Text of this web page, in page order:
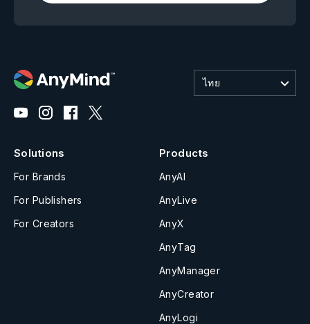
ไทย
Solutions
For Brands
For Publishers
For Creators
Products
AnyAI
AnyLive
AnyX
AnyTag
AnyManager
AnyCreator
AnyLogi